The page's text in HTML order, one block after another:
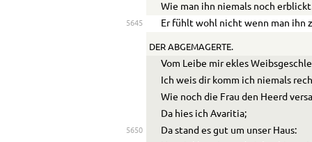
Wie man ihn niemals noch
5645 Er fühlt wohl nicht wenn man ihn
DER ABGEMAGERTE.
Vom Leibe mir ekles
Ich weis dir komm ich niemals
Wie noch die Frau den Heerd
Da hies ich Avaritia;
5650
Da stand es gut um unser Haus: